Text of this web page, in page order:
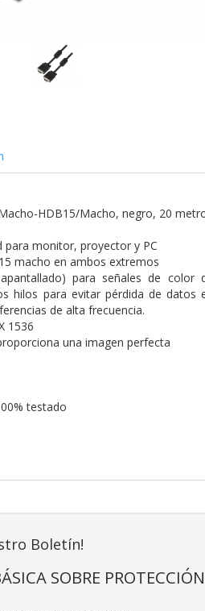
HDB15/Macho, negro, 20
para monitor, proyector y PC
macho en ambos extremos
para señales de
hilos para evitar pérdida de datos
de alta frecuencia.
1536
una imagen perfecta
testado
Boletín!
SOBRE